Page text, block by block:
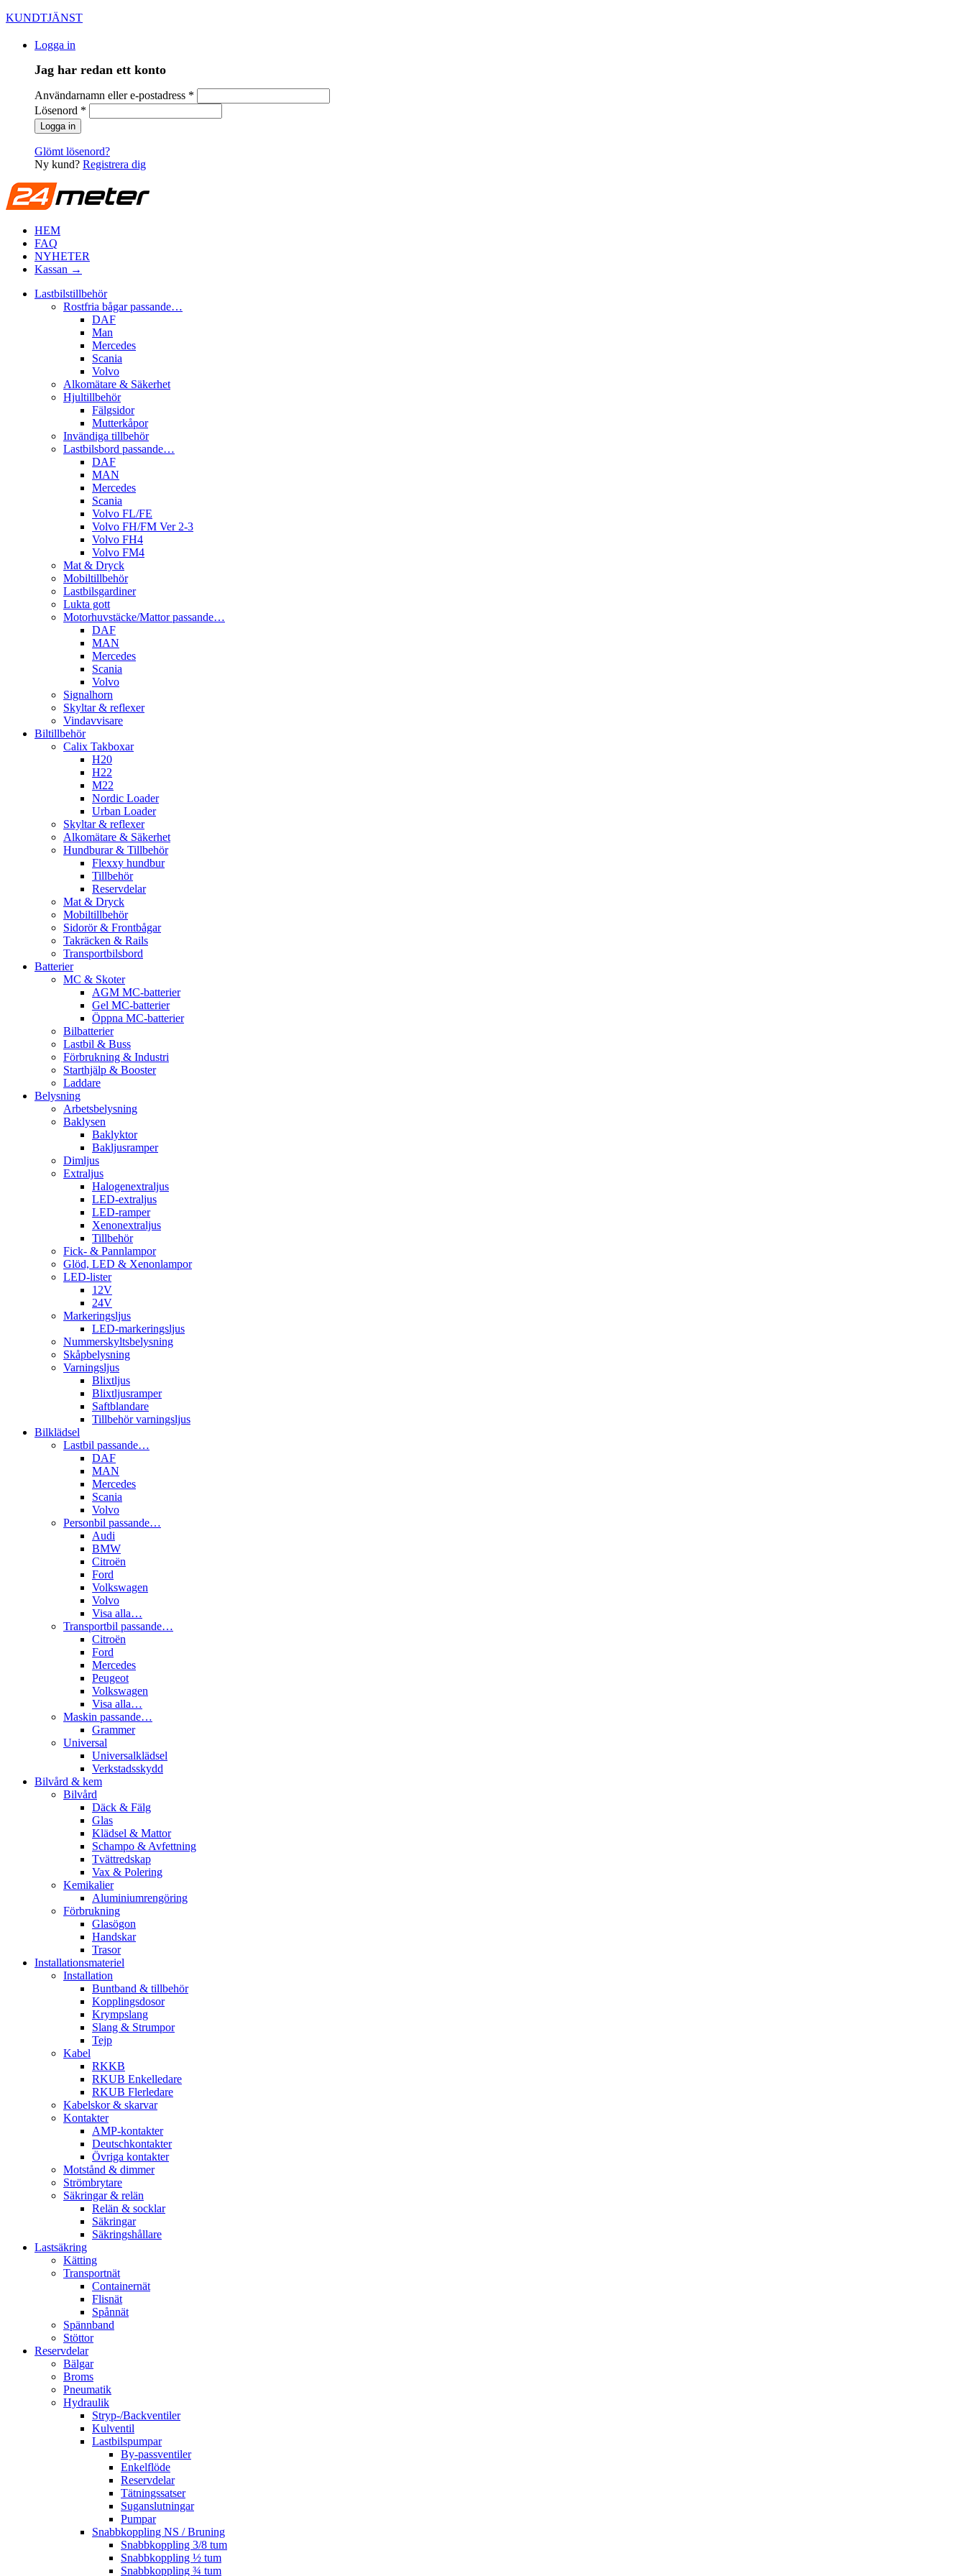
KUNDTJÄNST
Logga in
Jag har redan ett konto
Användarnamn eller e-postadress *
Lösenord *
Glömt lösenord?
Ny kund? Registrera dig
HEM
FAQ
NYHETER
Kassan →
Lastbilstillbehör
Rostfria bågar passande…
DAF
Man
Mercedes
Scania
Volvo
Alkomätare & Säkerhet
Hjultillbehör
Fälgsidor
Mutterkåpor
Invändiga tillbehör
Lastbilsbord passande…
DAF
MAN
Mercedes
Scania
Volvo FL/FE
Volvo FH/FM Ver 2-3
Volvo FH4
Volvo FM4
Mat & Dryck
Mobiltillbehör
Lastbilsgardiner
Lukta gott
Motorhuvstäcke/Mattor passande…
DAF
MAN
Mercedes
Scania
Volvo
Signalhorn
Skyltar & reflexer
Vindavvisare
Biltillbehör
Calix Takboxar
H20
H22
M22
Nordic Loader
Urban Loader
Skyltar & reflexer
Alkomätare & Säkerhet
Hundburar & Tillbehör
Flexxy hundbur
Tillbehör
Reservdelar
Mat & Dryck
Mobiltillbehör
Sidorör & Frontbågar
Takräcken & Rails
Transportbilsbord
Batterier
MC & Skoter
AGM MC-batterier
Gel MC-batterier
Öppna MC-batterier
Bilbatterier
Lastbil & Buss
Förbrukning & Industri
Starthjälp & Booster
Laddare
Belysning
Arbetsbelysning
Baklysen
Baklyktor
Bakljusramper
Dimljus
Extraljus
Halogenextraljus
LED-extraljus
LED-ramper
Xenonextraljus
Tillbehör
Fick- & Pannlampor
Glöd, LED & Xenonlampor
LED-lister
12V
24V
Markeringsljus
LED-markeringsljus
Nummerskyltsbelysning
Skåpbelysning
Varningsljus
Blixtljus
Blixtljusramper
Saftblandare
Tillbehör varningsljus
Bilklädsel
Lastbil passande…
DAF
MAN
Mercedes
Scania
Volvo
Personbil passande…
Audi
BMW
Citroën
Ford
Volkswagen
Volvo
Visa alla…
Transportbil passande…
Citroën
Ford
Mercedes
Peugeot
Volkswagen
Visa alla…
Maskin passande…
Grammer
Universal
Universalklädsel
Verkstadsskydd
Bilvård & kem
Bilvård
Däck & Fälg
Glas
Klädsel & Mattor
Schampo & Avfettning
Tvättredskap
Vax & Polering
Kemikalier
Aluminiumrengöring
Förbrukning
Glasögon
Handskar
Trasor
Installationsmateriel
Installation
Buntband & tillbehör
Kopplingsdosor
Krympslang
Slang & Strumpor
Tejp
Kabel
RKKB
RKUB Enkelledare
RKUB Flerledare
Kabelskor & skarvar
Kontakter
AMP-kontakter
Deutschkontakter
Övriga kontakter
Motstånd & dimmer
Strömbrytare
Säkringar & relän
Relän & socklar
Säkringar
Säkringshållare
Lastsäkring
Kätting
Transportnät
Containernät
Flisnät
Spånnät
Spännband
Stöttor
Reservdelar
Bälgar
Broms
Pneumatik
Hydraulik
Stryp-/Backventiler
Kulventil
Lastbilspumpar
By-passventiler
Enkelflöde
Reservdelar
Tätningssatser
Suganslutningar
Pumpar
Snabbkoppling NS / Bruning
Snabbkoppling 3/8 tum
Snabbkoppling ½ tum
Snabbkoppling ¾ tum